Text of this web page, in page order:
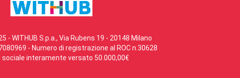
- WITHUB S.p.a., Via Rubens 19 - 20148 Milano
- Numero di registrazione al ROC n.30628
sociale interamente versato 50.000,00€